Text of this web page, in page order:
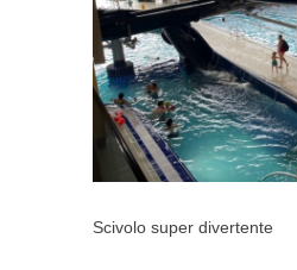
Scivolo super divertente